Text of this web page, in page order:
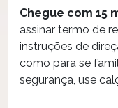
Chegue com 15
assinar termo de
instruções de
como para se
segurança, use